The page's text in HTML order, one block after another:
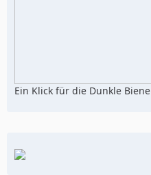
Ein Klick für die Dunkle Biene